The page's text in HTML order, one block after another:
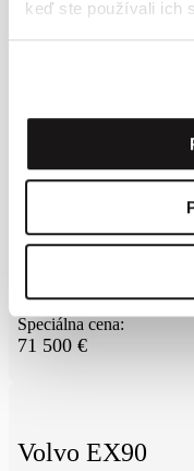
keď ste používali ich
Špeciálna cena:
71 500 €
Volvo EX90